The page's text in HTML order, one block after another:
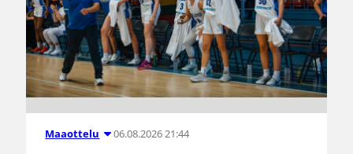
Maaottelu 06.08.2026 21:44